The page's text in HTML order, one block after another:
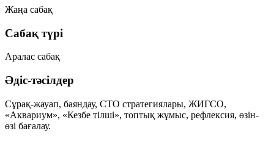
Жаңа сабақ
Сабақ түрі
Аралас сабақ
Әдіс-тәсілдер
Сұрақ-жауап, баяндау, СТО стратегиялары, ЖИГСО,
«Аквариум», «Кезбе тілші», топтық жұмыс, рефлексия, өзін-
өзі бағалау.